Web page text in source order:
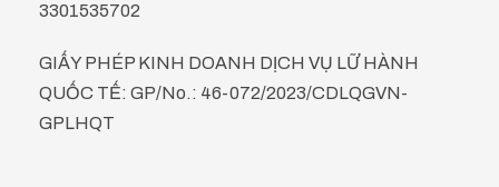
3301535702
GIẤY PHÉP KINH DOANH DỊCH VỤ LỮ HÀNH
QUỐC TẾ: GP/No.: 46-072/2023/CDLQGVN-
GPLHQT